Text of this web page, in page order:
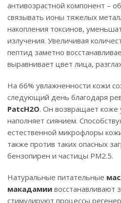
антивозрастной компонент –
связывать ионы тяжелых
накопления токсинов,
излучения. Увеличивая
пептид заметно
выравнивает цвет лица,
На 66% увлажненности кожи
следующий день благодаря
PatcH2O. Он возвращает коже
наполняет сиянием.
естественной микрофлоры
также против таких опасных
бензопирен и частицы РМ2.5.
Натуральные питательные
макадамии восстанавливают
стимулируют процессы